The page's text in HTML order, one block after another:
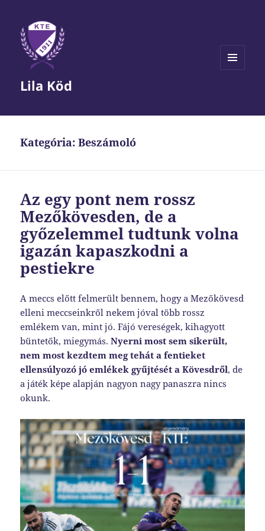
Lila Köd
Kategória:Beszámoló
Az egy pont nem rossz
Mezőkövesden, de a
győzelemmel tudtunk volna
igazán kapaszkodni a
pestiekre
A meccs előtt felmerült bennem, hogy a Mezőkövesd
elleni meccseinkről nekem jóval több rossz
emlékem van, mint jó. Fájó vereségek, kihagyott
büntetők, miegymás.Nyerni most sem sikerült,
nem most kezdtem meg tehát a fentieket
ellensúlyozó jó emlékek gyűjtését a Kövesdről, de
a játék képe alapján nagyon nagy panaszra nincs
okunk.